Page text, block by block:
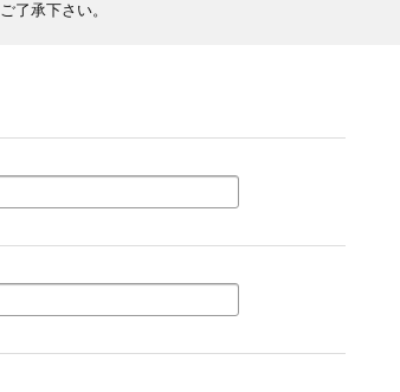
了承下さい。